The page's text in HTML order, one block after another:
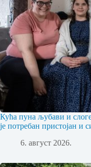
Кућа пуна љубави и
је потребан пристојан и
6. август 2026.